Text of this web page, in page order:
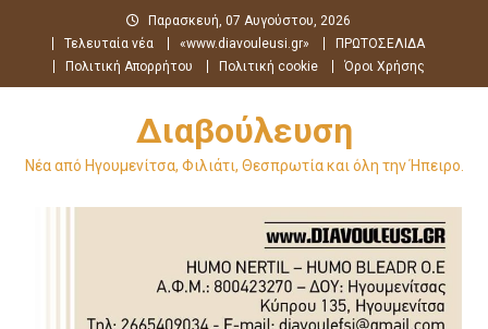
περιεχόμενο
Παρασκευή, 07 Αυγούστου, 2026
Τελευταία νέα
«www.diavouleusi.gr»
ΠΡΩΤΟΣΕΛΙΔΑ
Πολιτική Απορρήτου
Πολιτική cookie Όροι Χρήσης
Διαβούλευση
Νέα από Ηγουμενίτσα, Φιλιάτι, Θεσπρωτία και όλη την Ήπειρο.